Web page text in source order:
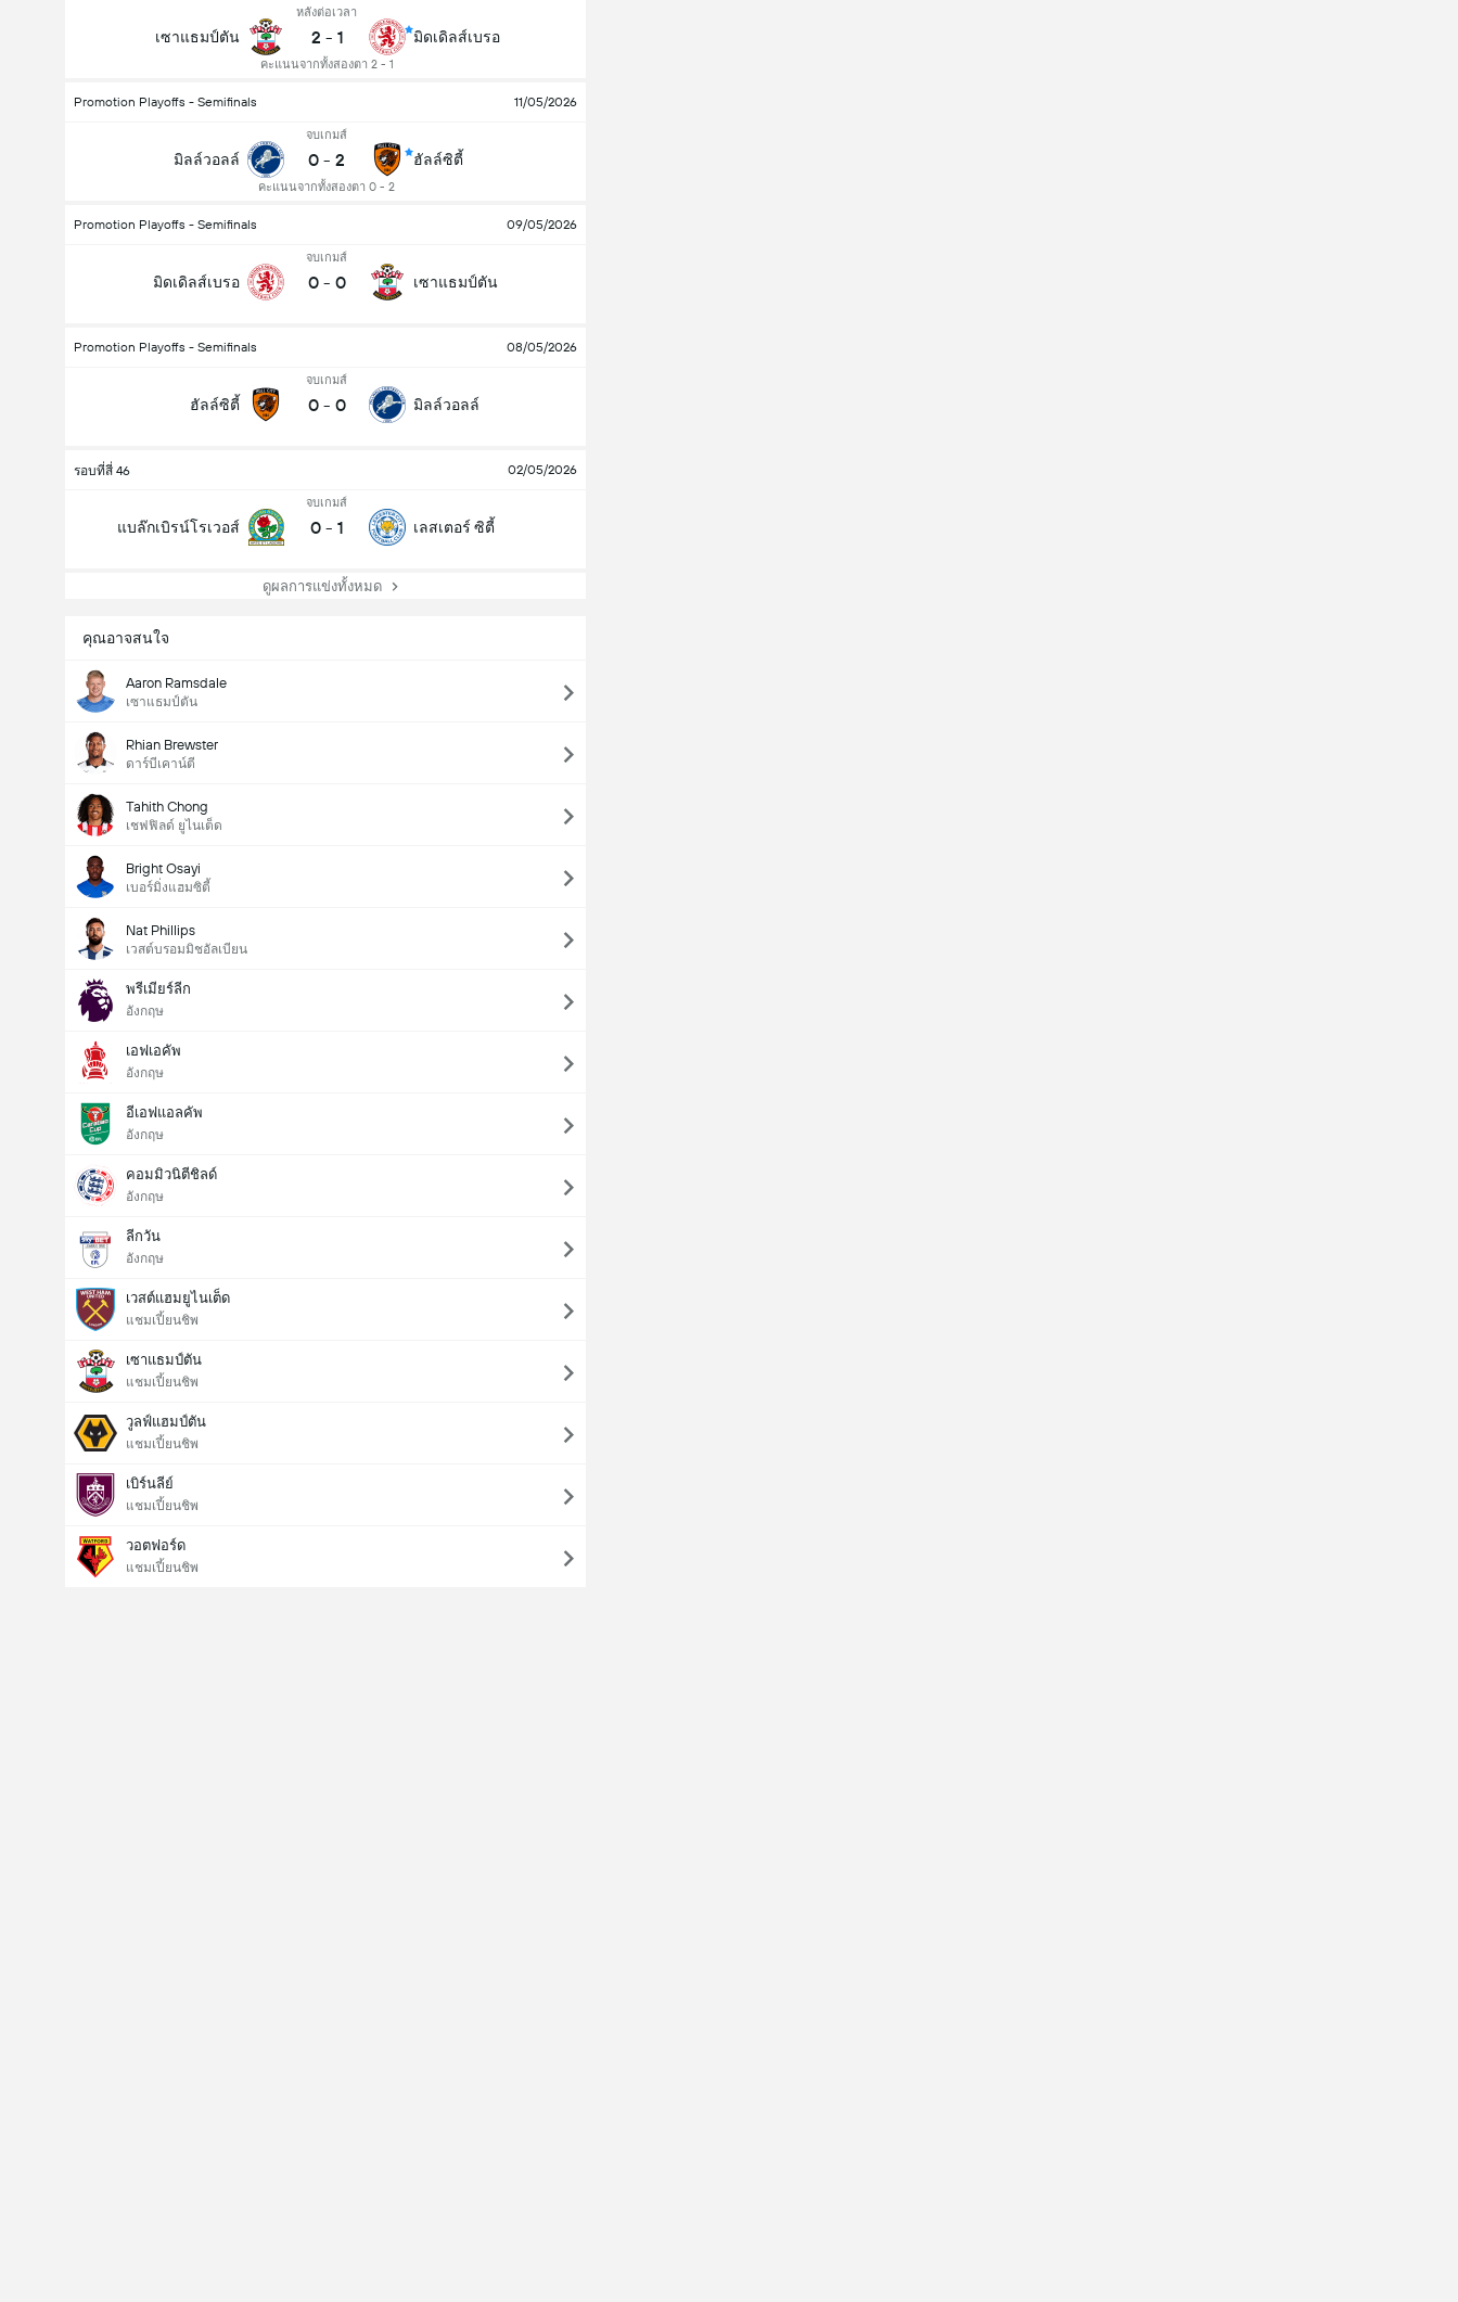
เซาแธมป์ตัน
หลังต่อเวลา
2 - 1
คะแนนจากทั้งสองตา 2 - 1
มิดเดิลส์เบรอ
Promotion Playoffs - Semifinals 11/05/2026
มิลล์วอลล์
จบเกมส์
0 - 2
คะแนนจากทั้งสองตา 0 - 2
ฮัลล์ซิตี้
Promotion Playoffs - Semifinals 09/05/2026
มิดเดิลส์เบรอ
จบเกมส์
0 - 0 เซาแธมป์ตัน
Promotion Playoffs - Semifinals 08/05/2026
ฮัลล์ซิตี้
จบเกมส์
0 - 0 มิลล์วอลล์
รอบที่สี่ 46 02/05/2026
แบล๊กเบิรน์โรเวอส์
จบเกมส์
0 - 1 เลสเตอร์ ซิตี้
ดูผลการแข่งทั้งหมด
คุณอาจสนใจ
Aaron Ramsdale
เซาแธมป์ตัน
Rhian Brewster
ดาร์บีเคาน์ตี
Tahith Chong
เชฟฟิลด์ ยูไนเต็ด
Bright Osayi
เบอร์มิ่งแฮมซิตี้
Nat Phillips
เวสต์บรอมมิชอัลเบียน
พรีเมียร์ลีก
อังกฤษ
เอฟเอคัพ
อังกฤษ
อีเอฟแอลคัพ
อังกฤษ
คอมมิวนิตีชิลด์
อังกฤษ
ลีกวัน
อังกฤษ
เวสต์แฮมยูไนเต็ด
แชมเปี้ยนชิพ
เซาแธมป์ตัน
แชมเปี้ยนชิพ
วูลฟ์แฮมป์ตัน
แชมเปี้ยนชิพ
เบิร์นลีย์
แชมเปี้ยนชิพ
วอตฟอร์ด
แชมเปี้ยนชิพ